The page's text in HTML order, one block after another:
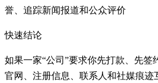
誉、追踪新闻报道和公众评价
快速结论
如果一家“公司”要求你先打款、先签
官网、注册信息、联系人和社媒痕迹